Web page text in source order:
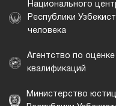
Национального
Республики
человека
Агентство по оценке
квалификаций
Министерство